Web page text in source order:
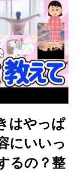
はやっぱ
にいいっ
るの？整